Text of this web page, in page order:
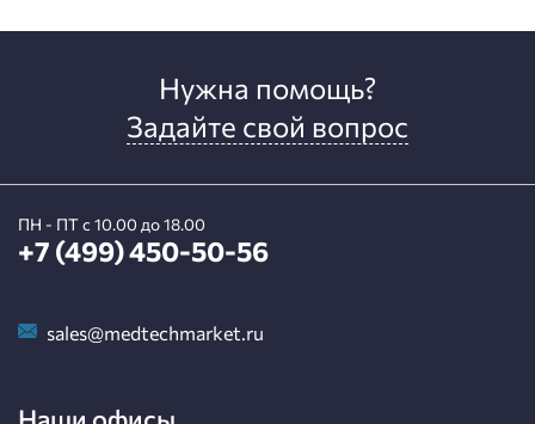
Нужна помощь?
Задайте свой вопрос
ПН - ПТ с 10.00 до 18.00
+7 (499) 450-50-56
sales@medtechmarket.ru
Наши офисы